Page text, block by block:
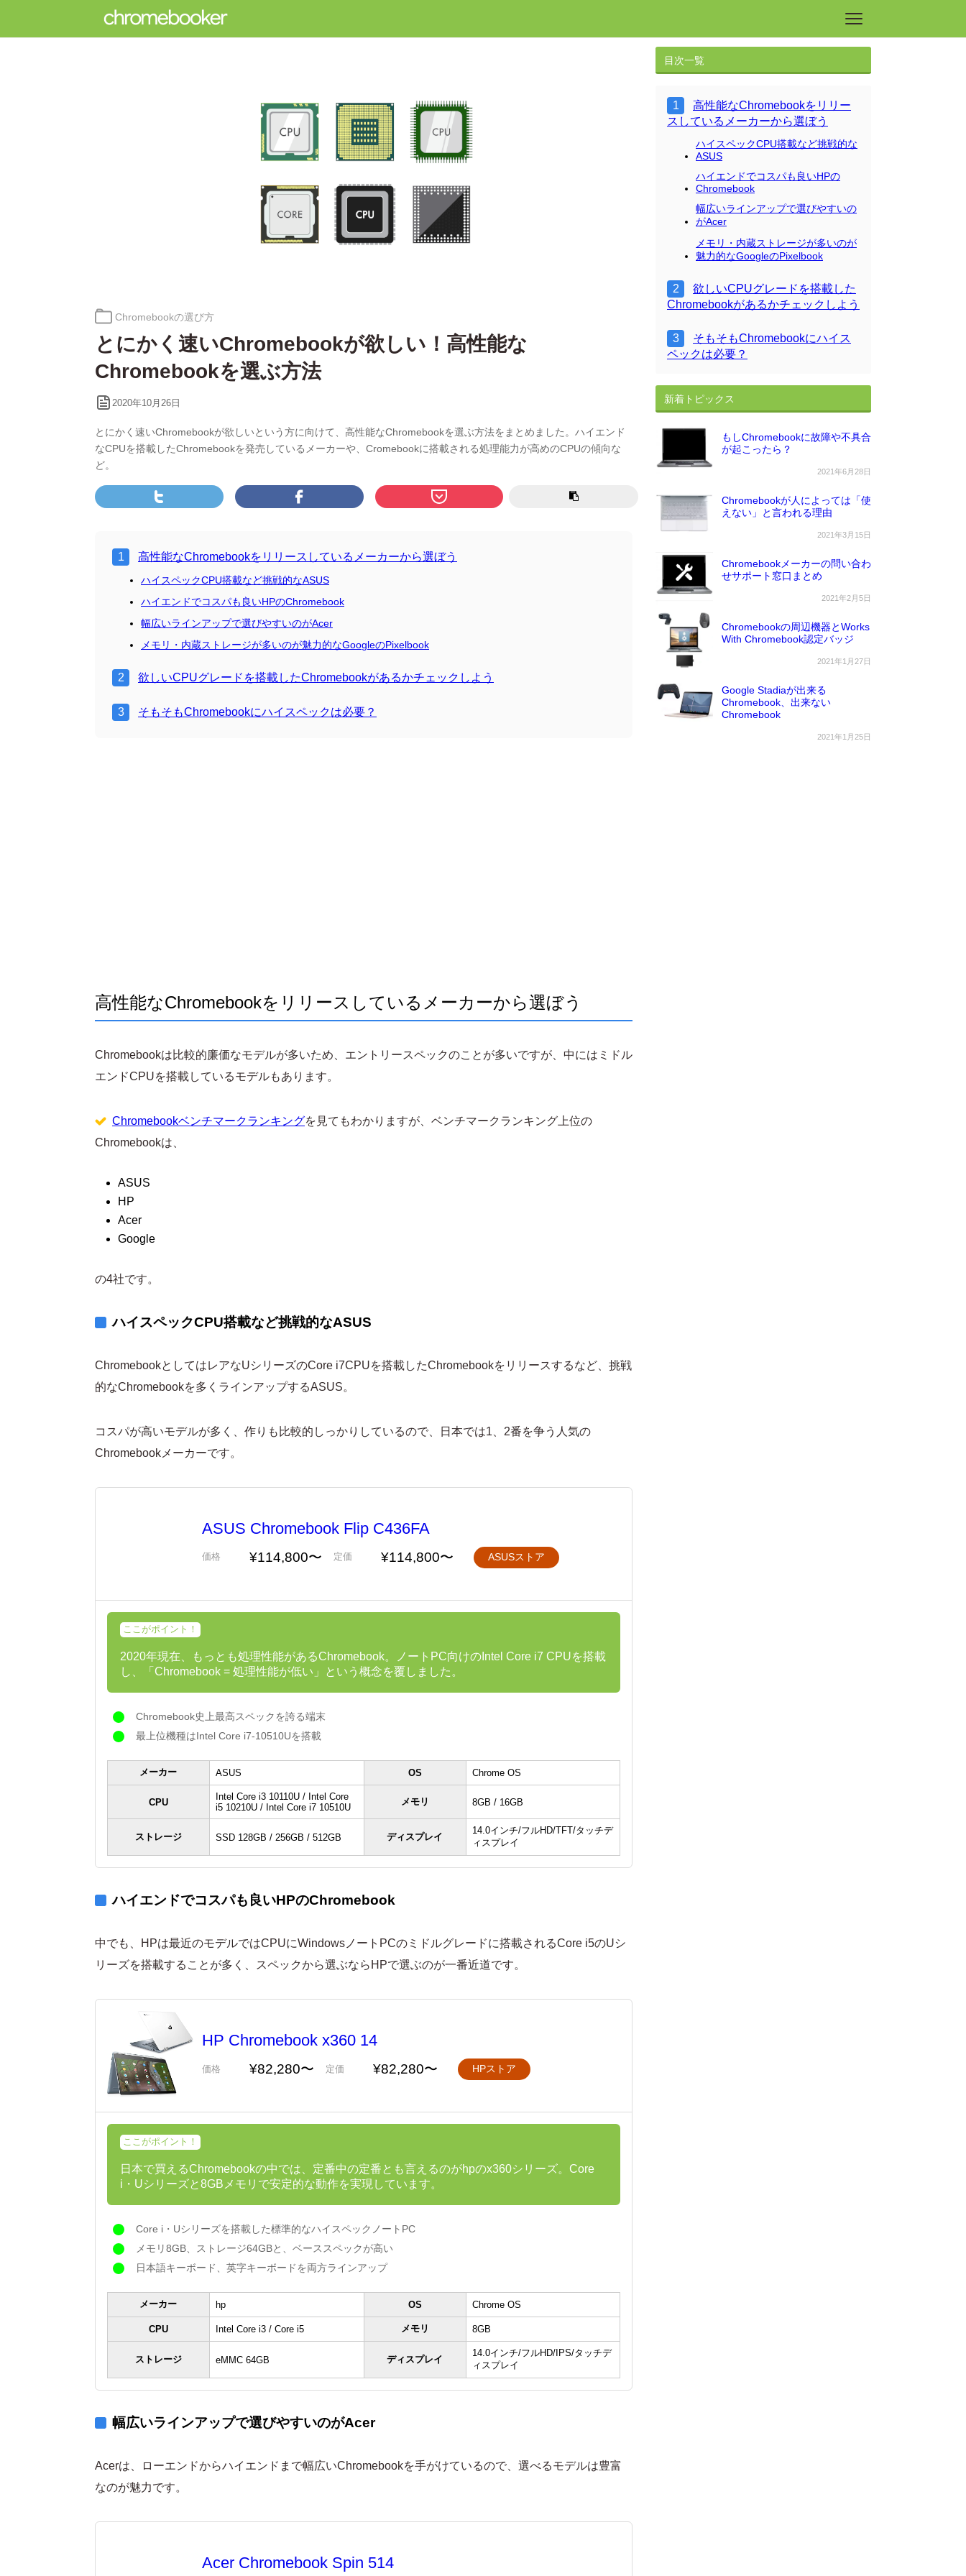
カ
ゴ
ー:
Chromebookの選び方
とにかく速いChromebookが欲しい！高性能な
Chromebookを選ぶ方法
2020年10月26日
とにかく速いChromebookが欲しいという方に向けて、高性能なChromebookを選ぶ方法をまとめました。ハイエンド
なCPUを搭載したChromebookを発売しているメーカーや、Cromebookに搭載される処理能力が高めのCPUの傾向な
ど。
高性能なChromebookをリリースしているメーカーから選ぼう
ハイスペックCPU搭載など挑戦的なASUS
ハイエンドでコスパも良いHPのChromebook
幅広いラインアップで選びやすいのがAcer
メモリ・内蔵ストレージが多いのが魅力的なGoogleのPixelbook
欲しいCPUグレードを搭載したChromebookがあるかチェックしよう
そもそもChromebookにハイスペックは必要？
高性能なChromebookをリリースしているメーカーから選ぼう
Chromebookは比較的廉価なモデルが多いため、エントリースペックのことが多いですが、中にはミドル
エンドCPUを搭載しているモデルもあります。
Chromebookベンチマークランキングを見てもわかりますが、ベンチマークランキング上位の
Chromebookは、
ASUS
HP
Acer
Google
の4社です。
ハイスペックCPU搭載など挑戦的なASUS
ChromebookとしてはレアなUシリーズのCore i7CPUを搭載したChromebookをリリースするなど、挑戦
的なChromebookを多くラインアップするASUS。
コスパが高いモデルが多く、作りも比較的しっかりしているので、日本では1、2番を争う人気の
Chromebookメーカーです。
ASUS Chromebook Flip C436FA
価格 ¥114,800〜 定価 ¥114,800〜 ASUSストア
ここがポイント！
2020年現在、もっとも処理性能があるChromebook。ノートPC向けのIntel Core i7 CPUを搭載
し、「Chromebook = 処理性能が低い」という概念を覆しました。
Chromebook史上最高スペックを誇る端末
最上位機種はIntel Core i7-10510Uを搭載
メーカー ASUS OS Chrome OS
CPU
Intel Core i3 10110U / Intel Core
i5 10210U / Intel Core i7 10510U
メモリ 8GB / 16GB
ストレージ SSD 128GB / 256GB / 512GB ディスプレイ
14.0インチ/フルHD/TFT/タッチデ
ィスプレイ
ハイエンドでコスパも良いHPのChromebook
中でも、HPは最近のモデルではCPUにWindowsノートPCのミドルグレードに搭載されるCore i5のUシ
リーズを搭載することが多く、スペックから選ぶならHPで選ぶのが一番近道です。
HP Chromebook x360 14
価格 ¥82,280〜 定価 ¥82,280〜 HPストア
ここがポイント！
日本で買えるChromebookの中では、定番中の定番とも言えるのがhpのx360シリーズ。Core
i・Uシリーズと8GBメモリで安定的な動作を実現しています。
Core i・Uシリーズを搭載した標準的なハイスペックノートPC
メモリ8GB、ストレージ64GBと、ベーススペックが高い
日本語キーボード、英字キーボードを両方ラインアップ
メーカー hp OS Chrome OS
CPU Intel Core i3 / Core i5 メモリ 8GB
ストレージ eMMC 64GB ディスプレイ
14.0インチ/フルHD/IPS/タッチデ
ィスプレイ
幅広いラインアップで選びやすいのがAcer
Acerは、ローエンドからハイエンドまで幅広いChromebookを手がけているので、選べるモデルは豊富
なのが魅力です。
Acer Chromebook Spin 514
目次一覧
高性能なChromebookをリリー
スしているメーカーから選ぼう
ハイスペックCPU搭載など挑戦的な
ASUS
ハイエンドでコスパも良いHPの
Chromebook
幅広いラインアップで選びやすいの
がAcer
メモリ・内蔵ストレージが多いのが
魅力的なGoogleのPixelbook
欲しいCPUグレードを搭載した
Chromebookがあるかチェックしよう
そもそもChromebookにハイス
ペックは必要？
新着トピックス
もしChromebookに故障や不具合
が起こったら？
2021年6月28日
Chromebookが人によっては「使
えない」と言われる理由
2021年3月15日
Chromebookメーカーの問い合わ
せサポート窓口まとめ
2021年2月5日
Chromebookの周辺機器とWorks
With Chromebook認定バッジ
2021年1月27日
Google Stadiaが出来る
Chromebook、出来ない
Chromebook
2021年1月25日